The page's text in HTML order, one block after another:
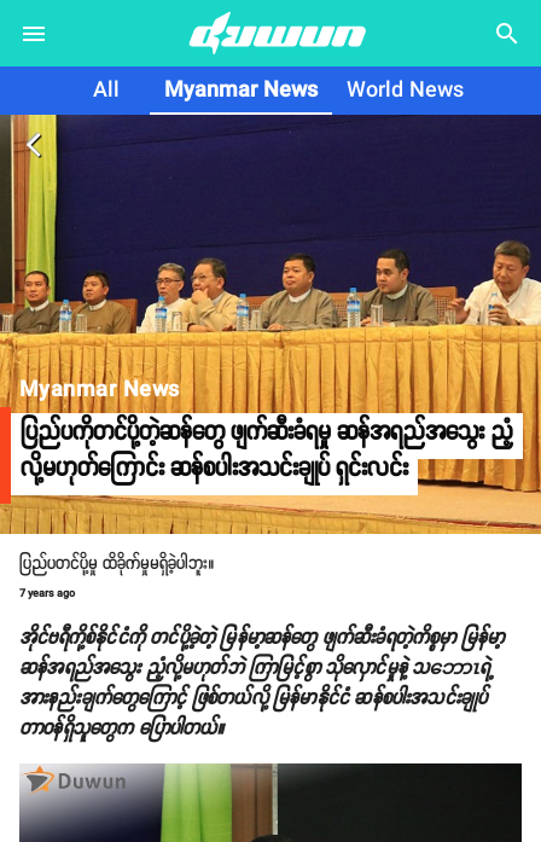
search
All Myanmar News World News
arrow_back_ios
Myanmar News
ပြည်ပကိုတင်ပို့တဲ့ဆန်တွေ ဖျက်ဆီးခံရမှု ဆန်အရည်အသွေး ညံ့
လို့မဟုတ်ကြောင်း ဆန်စပါးအသင်းချုပ် ရှင်းလင်း
ပြည်ပတင်ပို့မှု ထိခိုက်မှုမရှိခဲ့ပါဘူး။
7 years ago
အိုင်ဗရီကို့စ်နိုင်ငံကို တင်ပို့ခဲ့တဲ့ မြန်မာ့ဆန်တွေ ဖျက်ဆီးခံရတဲ့ကိစ္စမှာ မြန်မာ့
ဆန်အရည်အသွေး ညံ့လို့မဟုတ်ဘဲ ကြာမြင့်စွာ သိုလှောင်မှုနဲ့ သဘောၤရဲ့
အားနည်းချက်တွေကြောင့် ဖြစ်တယ်လို့ မြန်မာနိုင်ငံ ဆန်စပါးအသင်းချုပ်
တာဝန်ရှိသူတွေက ပြောပါတယ်။